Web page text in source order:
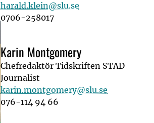
harald.klein@slu.se
0706-258017
Karin Montgomery
Chefredaktör Tidskriften STAD
Journalist
karin.montgomery@slu.se
076-114 94 66